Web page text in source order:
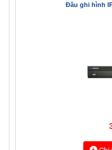
Đầu ghi hình